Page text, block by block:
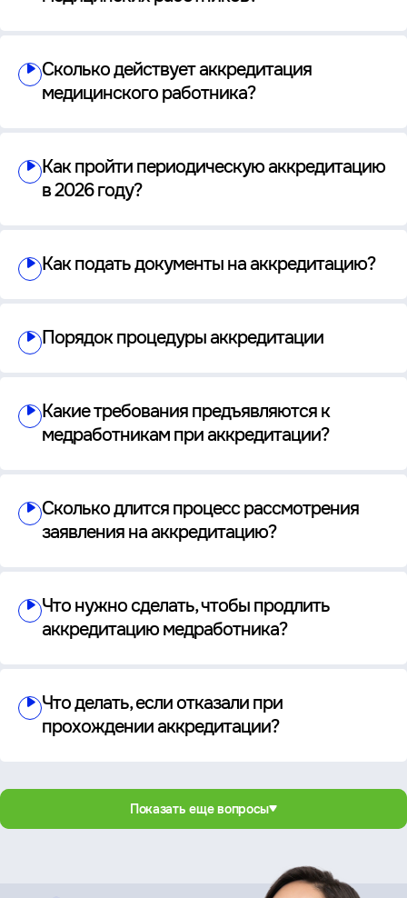
Сколько действует аккредитация
медицинского работника?
Как пройти периодическую аккредитацию
в 2026 году?
Как подать документы на аккредитацию?
Порядок процедуры аккредитации
Какие требования предъявляются к
медработникам при аккредитации?
Сколько длится процесс рассмотрения
заявления на аккредитацию?
Что нужно сделать, чтобы продлить
аккредитацию медработника?
Что делать, если отказали при
прохождении аккредитации?
Показать еще вопросы